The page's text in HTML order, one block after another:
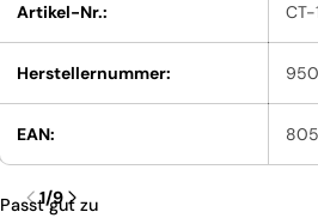
Artikel-Nr.: CT-
Herstellernummer:
EAN:
Passt gut zu
1/9